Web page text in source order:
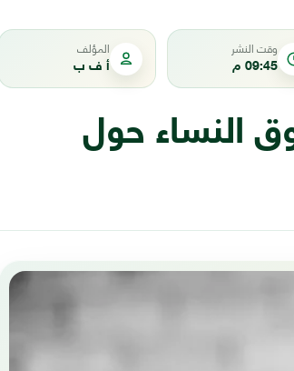
وقت النشر
09:45 م
المؤلف
أ ف ب
النساء حول